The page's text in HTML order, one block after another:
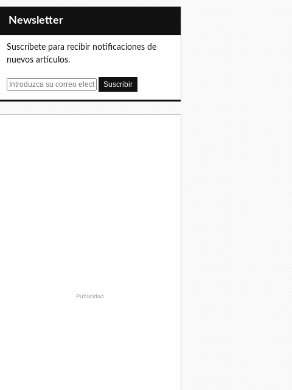
Newsletter
Suscríbete para recibir notificaciones de
nuevos artículos.
E
Publicidad